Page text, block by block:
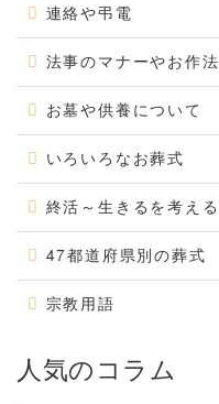
連絡や弔電
法事のマナーやお作法
お墓や供養について
いろいろなお葬式
終活～生きるを考える
47都道府県別の葬式
宗教用語
人気のコラム